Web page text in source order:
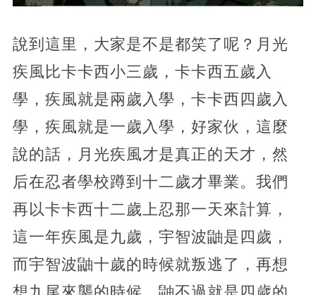
說到這里，大家是不是都笑了呢？月光
疾風比卡卡西小三歲，卡卡西五歲入
學，疾風就是兩歲入學，卡卡西四歲入
學，疾風就是一歲入學，好家伙，這麼
說的話，月光疾風才是真正的天才，然
后在忍者學校蹲到十二歲才畢業。我們
再以卡卡西十二歲上忍那一天來計算，
這一年疾風是九歲，宇智波鼬是四歲，
而宇智波鼬十歲的時候就叛逃了，再想